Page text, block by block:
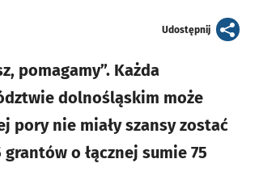
Udostępnijartykuł
pomagamy”. Każda
dolnośląskim może
pory nie miały szansy zostać
o łącznej sumie 75